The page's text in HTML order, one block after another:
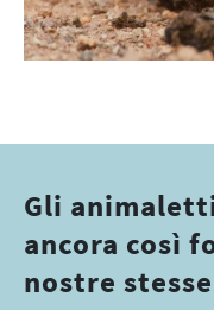
Gli
ancora così
nostre